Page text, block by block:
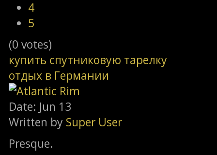
4
5
(0 votes)
купить спутниковую тарелку
отдых в Германии
Date: Jun 13
Written by Super User
Presque.